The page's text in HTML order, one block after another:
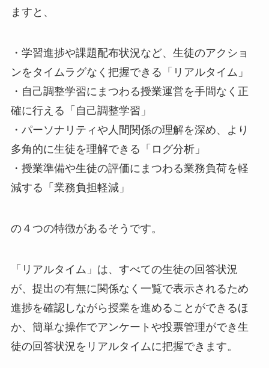
ますと、
・学習進捗や課題配布状況など、生徒のアクショ
ンをタイムラグなく把握できる「リアルタイム」
・自己調整学習にまつわる授業運営を手間なく正
確に行える「自己調整学習」
・パーソナリティや人間関係の理解を深め、より
多角的に生徒を理解できる「ログ分析」
・授業準備や生徒の評価にまつわる業務負荷を軽
減する「業務負担軽減」
の４つの特徴があるそうです。
「リアルタイム」は、すべての生徒の回答状況
が、提出の有無に関係なく一覧で表示されるため
進捗を確認しながら授業を進めることができるほ
か、簡単な操作でアンケートや投票管理ができ生
徒の回答状況をリアルタイムに把握できます。